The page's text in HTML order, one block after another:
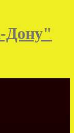
Дону"